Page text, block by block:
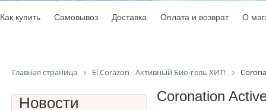
Как купить Самовывоз Доставка Оплата и возврат О
Главная страница El Corazon - Активный Био-гель ХИТ!
Coronation
Новости